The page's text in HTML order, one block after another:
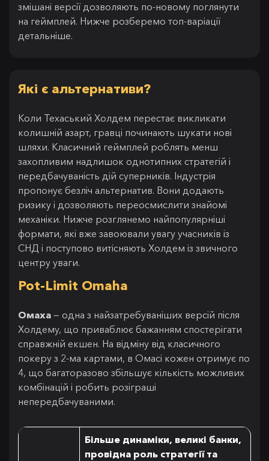
змішані версії дозволяють по-новому поглянути
на геймплей. Нижче розберемо топ-варіації
детальніше.
Які є альтернативи?
Коли Техаський Холдем перестає викликати
колишній азарт, гравці починають шукати нові
шляхи. Класичний геймплей роблять менш
захопливим надлишок однотипних стратегій і
передбачуваність дій суперників. Індустрія
пропонує безліч альтернатив. Вони додають
ризику і дозволяють переосмислити знайомі
механіки. Нижче розглянемо найпопулярніші
формати, які вже завоювали увагу учасників із
СНД і поступово витісняють Холдем із звичного
центру уваги.
Pot-Limit Omaha
Омаха — одна з найзатребуваніших версій після
Холдему, що приваблює бажанням спостерігати
справжній екшен. На відміну від класичного
покеру з 2-ма картами, в Омасі кожен отримує по
4, що багаторазово збільшує кількість можливих
комбінацій і робить розіграші
непередбачуваними.
Більше динаміки, великі банки,
провідна роль стратегії та